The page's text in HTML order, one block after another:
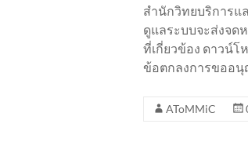
สำนักวิทยบริการแ
ดูแลระบบจะส่งจด
ที่เกี่ยวข้อง ดาวน์โ
ข้อตกลงการขออนุ
AToMMiC